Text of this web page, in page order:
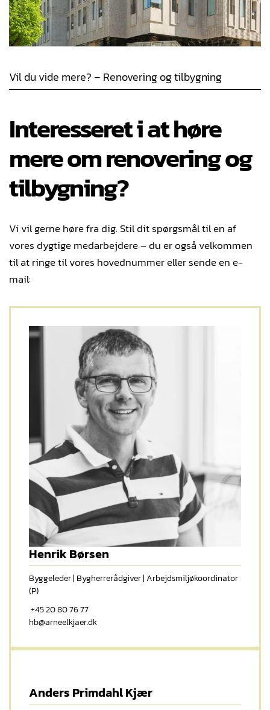
Vil du vide mere? – Renovering og tilbygning
Interesseret i at høre
mere om renovering og
tilbygning?
Vi vil gerne høre fra dig. Stil dit spørgsmål til en af
vores dygtige medarbejdere – du er også velkommen
til at ringe til vores hovednummer eller sende en e-
mail:
Henrik Børsen
Byggeleder | Bygherrerådgiver | Arbejdsmiljøkoordinator
(P)
+45 20 80 76 77
hb@arneelkjaer.dk
Anders Primdahl Kjær